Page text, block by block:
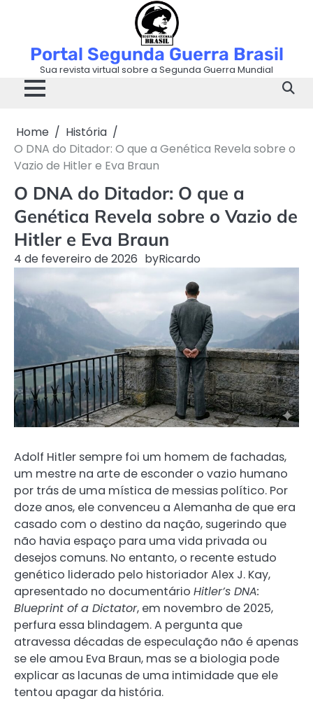
Portal Segunda Guerra Brasil
Sua revista virtual sobre a Segunda Guerra Mundial
Home
História
O DNA do Ditador: O que a Genética Revela sobre o
Vazio de Hitler e Eva Braun
O DNA do Ditador: O que a
Genética Revela sobre o Vazio de
Hitler e Eva Braun
4 de fevereiro de 2026 byRicardo
Adolf Hitler sempre foi um homem de fachadas,
um mestre na arte de esconder o vazio humano
por trás de uma mística de messias político. Por
doze anos, ele convenceu a Alemanha de que era
casado com o destino da nação, sugerindo que
não havia espaço para uma vida privada ou
desejos comuns. No entanto, o recente estudo
genético liderado pelo historiador Alex J. Kay,
apresentado no documentário Hitler’s DNA:
Blueprint of a Dictator, em novembro de 2025,
perfura essa blindagem. A pergunta que
atravessa décadas de especulação não é apenas
se ele amou Eva Braun, mas se a biologia pode
explicar as lacunas de uma intimidade que ele
tentou apagar da história.